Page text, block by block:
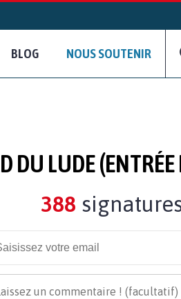
BLOG NOUS SOUTENIR
DU LUDE
388